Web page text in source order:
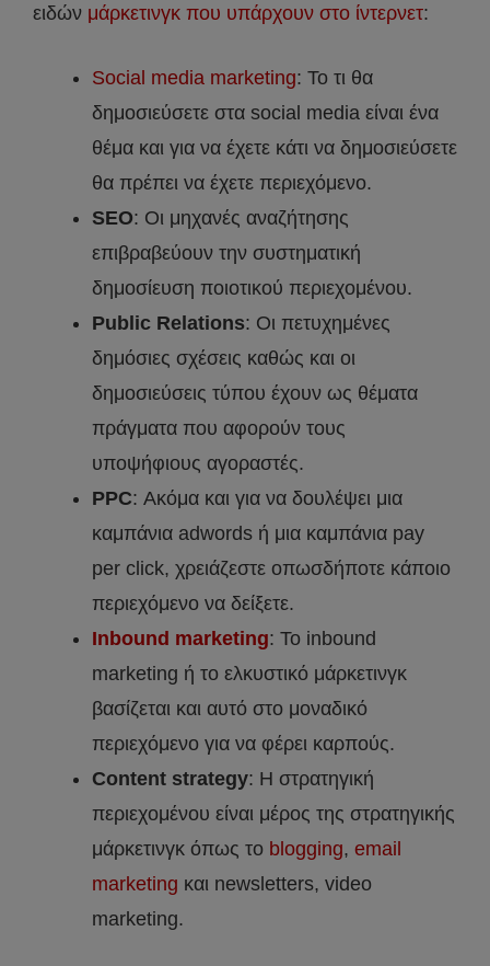
ειδών μάρκετινγκ που υπάρχουν στο ίντερνετ:
Social media marketing: Το τι θα
δημοσιεύσετε στα social media είναι ένα
θέμα και για να έχετε κάτι να δημοσιεύσετε
θα πρέπει να έχετε περιεχόμενο.
SEO: Οι μηχανές αναζήτησης
επιβραβεύουν την συστηματική
δημοσίευση ποιοτικού περιεχομένου.
Public Relations: Οι πετυχημένες
δημόσιες σχέσεις καθώς και οι
δημοσιεύσεις τύπου έχουν ως θέματα
πράγματα που αφορούν τους
υποψήφιους αγοραστές.
PPC: Ακόμα και για να δουλέψει μια
καμπάνια adwords ή μια καμπάνια pay
per click, χρειάζεστε οπωσδήποτε κάποιο
περιεχόμενο να δείξετε.
Inbound marketing: Το inbound
marketing ή το ελκυστικό μάρκετινγκ
βασίζεται και αυτό στο μοναδικό
περιεχόμενο για να φέρει καρπούς.
Content strategy: H στρατηγική
περιεχομένου είναι μέρος της στρατηγικής
μάρκετινγκ όπως το blogging, email
marketing και newsletters, video
marketing.